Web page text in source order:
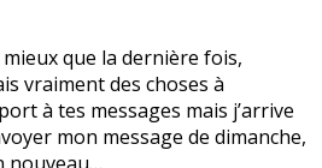
mieux que la dernière fois,
vraiment des choses à
à tes messages mais j’arrive
mon message de dimanche,